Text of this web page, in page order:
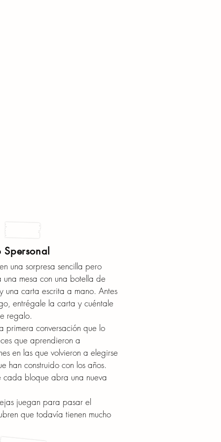
Spersonal
una sorpresa sencilla pero
una mesa con una botella de
una carta escrita a mano. Antes
entrégale la carta y cuéntale
regalo.
primera conversación que lo
que aprendieron a
en las que volvieron a elegirse
han construido con los años.
cada bloque abra una nueva
juegan para pasar el
que todavía tienen mucho